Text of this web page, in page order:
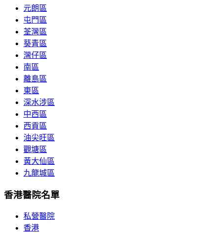
元朗區
屯門區
荃灣區
葵青區
灣仔區
南區
離島區
東區
深水涉區
中西區
西貢區
油尖旺區
觀塘區
黃大仙區
九龍城區
香港醫院名單
私營醫院
香港